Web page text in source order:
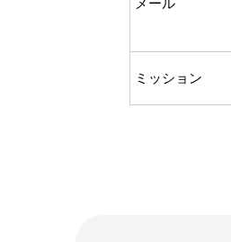
ミッション